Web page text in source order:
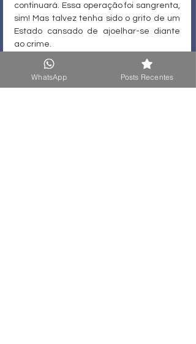
continuará. Essa operação foi sangrenta,
sim! Mas talvez tenha sido o grito de um
Estado cansado de ajoelhar-se diante
ao crime.
E se algum “e$pecialista” quiser evitar o
próximo massacre, far-se-á escolher de
WhatsApp Posts Recentes